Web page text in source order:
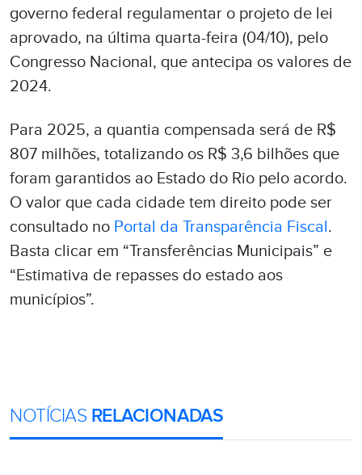
governo federal regulamentar o projeto de lei
aprovado, na última quarta-feira (04/10), pelo
Congresso Nacional, que antecipa os valores de
2024.
Para 2025, a quantia compensada será de R$
807 milhões, totalizando os R$ 3,6 bilhões que
foram garantidos ao Estado do Rio pelo acordo.
O valor que cada cidade tem direito pode ser
consultado no Portal da Transparência Fiscal.
Basta clicar em “Transferências Municipais” e
“Estimativa de repasses do estado aos
municípios”.
NOTÍCIAS RELACIONADAS